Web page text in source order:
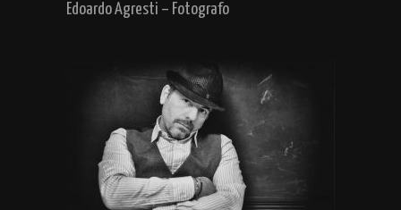
Edoardo Agresti – Fotografo